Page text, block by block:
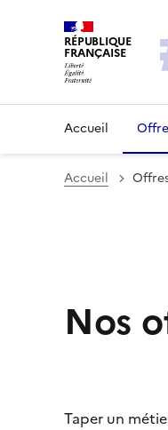
RÉPUBLIQUE
FRANÇAISE
Accueil
Accueil
Nos
Taper un